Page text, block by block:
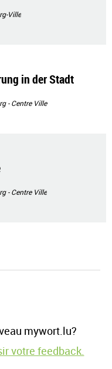
Ville
in der Stadt
- Centre Ville
- Centre Ville
mywort.lu?
votre feedback.